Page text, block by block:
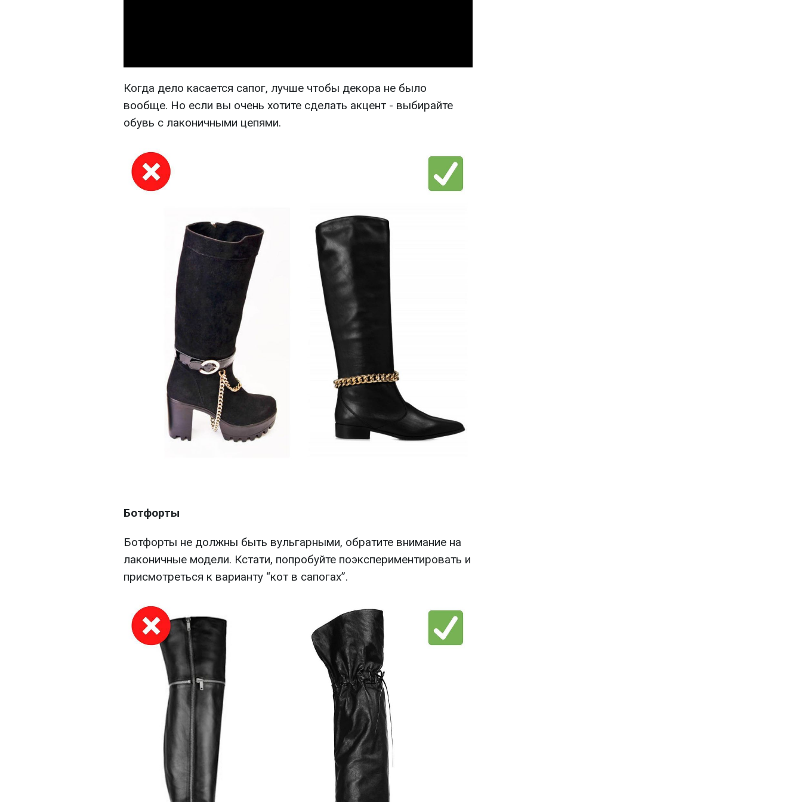
Когда дело касается сапог, лучше чтобы декора не было
вообще. Но если вы очень хотите сделать акцент - выбирайте
обувь с лаконичными цепями.
Ботфорты
Ботфорты не должны быть вульгарными, обратите внимание на
лаконичные модели. Кстати, попробуйте поэкспериментировать и
присмотреться к варианту “кот в сапогах”.